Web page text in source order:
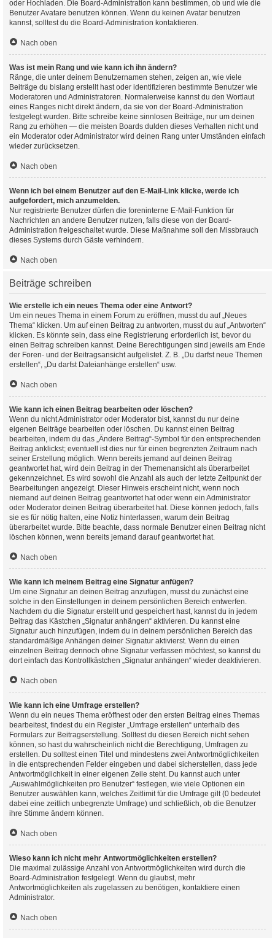
oder Hochladen. Die Board-Administration kann bestimmen, ob und wie die
Benutzer Avatare benutzen können. Wenn du keinen Avatar benutzen
kannst, solltest du die Board-Administration kontaktieren.
Nach oben
Was ist mein Rang und wie kann ich ihn ändern?
Ränge, die unter deinem Benutzernamen stehen, zeigen an, wie viele
Beiträge du bislang erstellt hast oder identifizieren bestimmte Benutzer wie
Moderatoren und Administratoren. Normalerweise kannst du den Wortlaut
eines Ranges nicht direkt ändern, da sie von der Board-Administration
festgelegt wurden. Bitte schreibe keine sinnlosen Beiträge, nur um deinen
Rang zu erhöhen — die meisten Boards dulden dieses Verhalten nicht und
ein Moderator oder Administrator wird deinen Rang unter Umständen einfach
wieder zurücksetzen.
Nach oben
Wenn ich bei einem Benutzer auf den E-Mail-Link klicke, werde ich
aufgefordert, mich anzumelden.
Nur registrierte Benutzer dürfen die foreninterne E-Mail-Funktion für
Nachrichten an andere Benutzer nutzen, falls diese von der Board-
Administration freigeschaltet wurde. Diese Maßnahme soll den Missbrauch
dieses Systems durch Gäste verhindern.
Nach oben
Beiträge schreiben
Wie erstelle ich ein neues Thema oder eine Antwort?
Um ein neues Thema in einem Forum zu eröffnen, musst du auf „Neues
Thema“ klicken. Um auf einen Beitrag zu antworten, musst du auf „Antworten“
klicken. Es könnte sein, dass eine Registrierung erforderlich ist, bevor du
einen Beitrag schreiben kannst. Deine Berechtigungen sind jeweils am Ende
der Foren- und der Beitragsansicht aufgelistet. Z. B. „Du darfst neue Themen
erstellen“, „Du darfst Dateianhänge erstellen“ usw.
Nach oben
Wie kann ich einen Beitrag bearbeiten oder löschen?
Wenn du nicht Administrator oder Moderator bist, kannst du nur deine
eigenen Beiträge bearbeiten oder löschen. Du kannst einen Beitrag
bearbeiten, indem du das „Ändere Beitrag“-Symbol für den entsprechenden
Beitrag anklickst; eventuell ist dies nur für einen begrenzten Zeitraum nach
seiner Erstellung möglich. Wenn bereits jemand auf deinen Beitrag
geantwortet hat, wird dein Beitrag in der Themenansicht als überarbeitet
gekennzeichnet. Es wird sowohl die Anzahl als auch der letzte Zeitpunkt der
Bearbeitungen angezeigt. Dieser Hinweis erscheint nicht, wenn noch
niemand auf deinen Beitrag geantwortet hat oder wenn ein Administrator
oder Moderator deinen Beitrag überarbeitet hat. Diese können jedoch, falls
sie es für nötig halten, eine Notiz hinterlassen, warum dein Beitrag
überarbeitet wurde. Bitte beachte, dass normale Benutzer einen Beitrag nicht
löschen können, wenn bereits jemand darauf geantwortet hat.
Nach oben
Wie kann ich meinem Beitrag eine Signatur anfügen?
Um eine Signatur an deinen Beitrag anzufügen, musst du zunächst eine
solche in den Einstellungen in deinem persönlichen Bereich entwerfen.
Nachdem du die Signatur erstellt und gespeichert hast, kannst du in jedem
Beitrag das Kästchen „Signatur anhängen“ aktivieren. Du kannst eine
Signatur auch hinzufügen, indem du in deinem persönlichen Bereich das
standardmäßige Anhängen deiner Signatur aktivierst. Wenn du einen
einzelnen Beitrag dennoch ohne Signatur verfassen möchtest, so kannst du
dort einfach das Kontrollkästchen „Signatur anhängen“ wieder deaktivieren.
Nach oben
Wie kann ich eine Umfrage erstellen?
Wenn du ein neues Thema eröffnest oder den ersten Beitrag eines Themas
bearbeitest, findest du ein Register „Umfrage erstellen“ unterhalb des
Formulars zur Beitragserstellung. Solltest du diesen Bereich nicht sehen
können, so hast du wahrscheinlich nicht die Berechtigung, Umfragen zu
erstellen. Du solltest einen Titel und mindestens zwei Antwortmöglichkeiten
in die entsprechenden Felder eingeben und dabei sicherstellen, dass jede
Antwortmöglichkeit in einer eigenen Zeile steht. Du kannst auch unter
„Auswahlmöglichkeiten pro Benutzer“ festlegen, wie viele Optionen ein
Benutzer auswählen kann, welches Zeitlimit für die Umfrage gilt (0 bedeutet
dabei eine zeitlich unbegrenzte Umfrage) und schließlich, ob die Benutzer
ihre Stimme ändern können.
Nach oben
Wieso kann ich nicht mehr Antwortmöglichkeiten erstellen?
Die maximal zulässige Anzahl von Antwortmöglichkeiten wird durch die
Board-Administration festgelegt. Wenn du glaubst, mehr
Antwortmöglichkeiten als zugelassen zu benötigen, kontaktiere einen
Administrator.
Nach oben